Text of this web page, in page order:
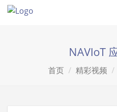
NAVIoT
首页 精彩视频